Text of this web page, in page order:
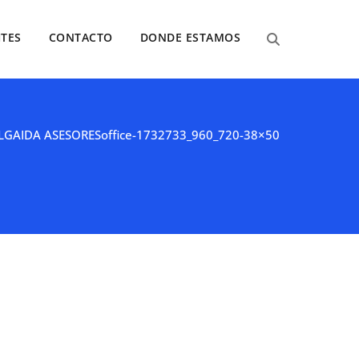
CONTACTO DONDE ESTAMOS
ASESORESoffice-1732733_960_720-38×50